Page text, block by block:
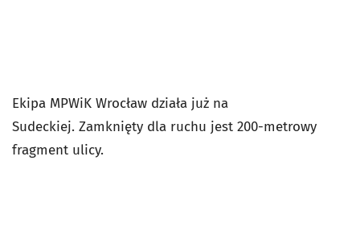
Ekipa MPWiK Wrocław działa już na
Sudeckiej. Zamknięty dla ruchu jest 200-metrowy
fragment ulicy.